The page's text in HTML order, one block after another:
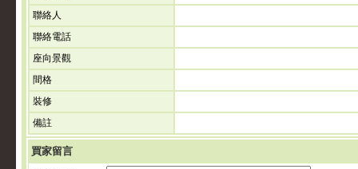
聯絡人
聯絡電話
座向景觀
間格
裝修
備註
買家留言